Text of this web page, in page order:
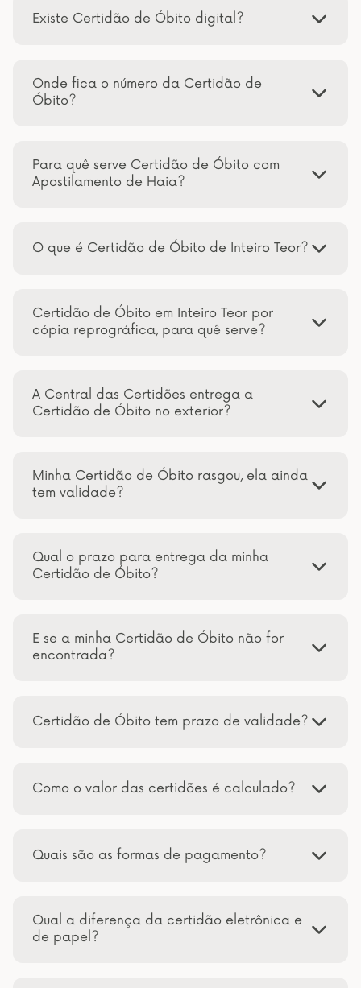
Existe Certidão de Óbito digital?
Onde fica o número da Certidão de
Óbito?
Para quê serve Certidão de Óbito com
Apostilamento de Haia?
O que é Certidão de Óbito de Inteiro Teor?
Certidão de Óbito em Inteiro Teor por
cópia reprográfica, para quê serve?
A Central das Certidões entrega a
Certidão de Óbito no exterior?
Minha Certidão de Óbito rasgou, ela ainda
tem validade?
Qual o prazo para entrega da minha
Certidão de Óbito?
E se a minha Certidão de Óbito não for
encontrada?
Certidão de Óbito tem prazo de validade?
Como o valor das certidões é calculado?
Quais são as formas de pagamento?
Qual a diferença da certidão eletrônica e
de papel?